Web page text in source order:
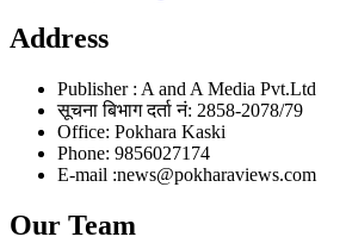
Address
Publisher : A and A Media Pvt.Ltd
सूचना बिभाग दर्ता नं: 2858-2078/79
Office: Pokhara Kaski
Phone: 9856027174
E-mail :news@pokharaviews.com
Our Team